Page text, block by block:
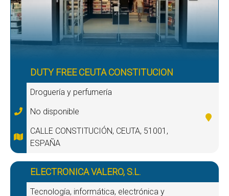
DUTY FREE CEUTA CONSTITUCION
Droguería y perfumería
No disponible
CALLE CONSTITUCIÓN, CEUTA, 51001,
ESPAÑA
ELECTRONICA VALERO, S.L.
Tecnología, informática, electrónica y